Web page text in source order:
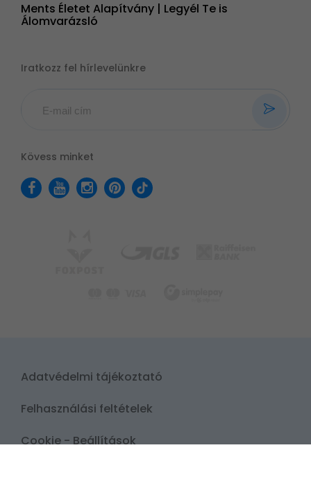
Ments Életet Alapítvány | Legyél Te is
Álomvarázsló
Iratkozz fel hírlevelünkre
Kövess minket
Adatvédelmi tájékoztató
Felhasználási feltételek
Cookie - Beállítások